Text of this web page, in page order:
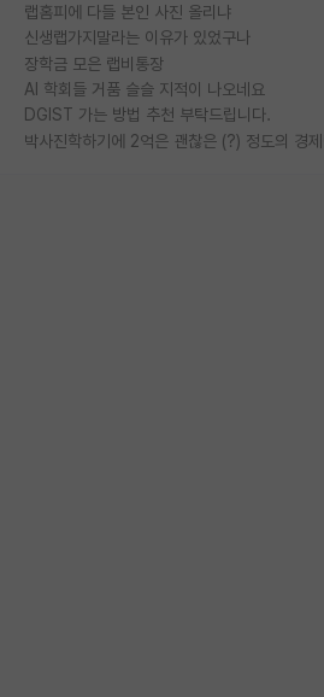
랩홈피에 다들 본인 사진 올리냐
신생랩가지말라는 이유가 있었구나
장학금 모은 랩비통장
AI 학회들 거품 슬슬 지적이 나오네요
DGIST 가는 방법 추천 부탁드립니다.